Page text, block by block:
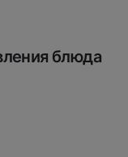
блюда